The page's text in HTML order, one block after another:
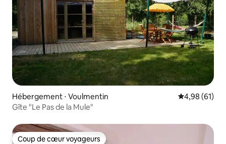
Hébergement ⋅ Voulmentin Évaluation
4,98 (61)
Gîte "Le Pas de la Mule"
Coup de cœur voyageurs